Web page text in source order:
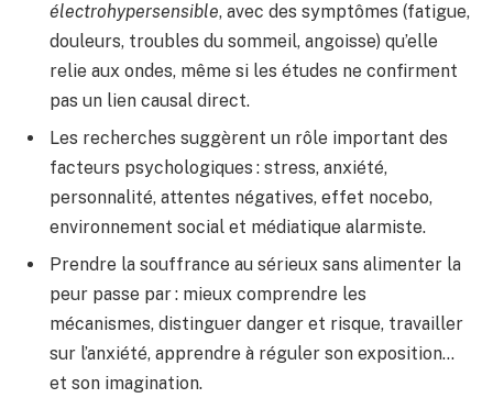
électrohypersensible, avec des symptômes (fatigue,
douleurs, troubles du sommeil, angoisse) qu’elle
relie aux ondes, même si les études ne confirment
pas un lien causal direct.
Les recherches suggèrent un rôle important des
facteurs psychologiques : stress, anxiété,
personnalité, attentes négatives, effet nocebo,
environnement social et médiatique alarmiste.
Prendre la souffrance au sérieux sans alimenter la
peur passe par : mieux comprendre les
mécanismes, distinguer danger et risque, travailler
sur l’anxiété, apprendre à réguler son exposition…
et son imagination.